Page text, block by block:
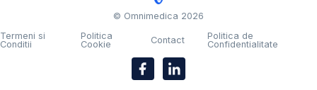
© Omnimedica 2026
Termeni si
Conditii
Politica
Cookie
Contact
Politica de
Confidentialitate